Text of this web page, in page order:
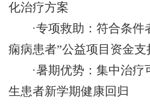
化治疗方案
·专项救助：符合条
痫病患者”公益项目资金支
·暑期优势：集中治
生患者新学期健康回归